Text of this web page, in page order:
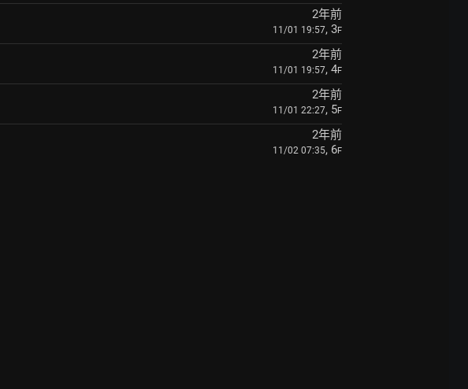
2年前
11/01 19:57, 3F
2年前
11/01 19:57, 4F
2年前
11/01 22:27, 5F
2年前
11/02 07:35, 6F